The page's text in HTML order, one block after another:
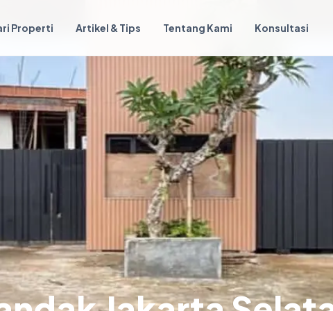
Properti Artikel & Tips Tentang Kami Konsultasi